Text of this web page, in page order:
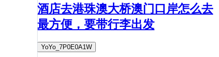
酒店去港珠澳大桥澳门口岸怎么去
最方便，要带行李出发
YoYo_7P0E0A1W